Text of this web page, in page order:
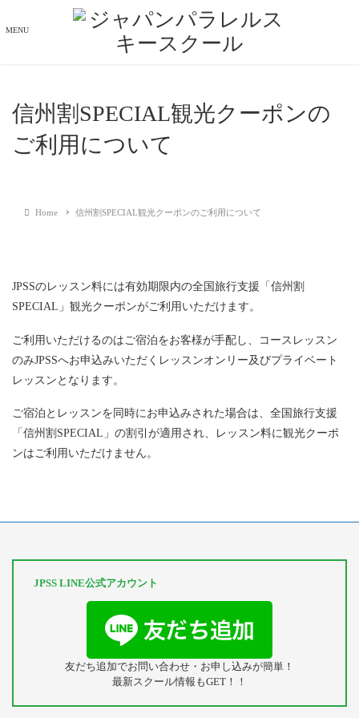
信州割SPECIAL観光クーポンの
ご利用について
Home 信州割SPECIAL観光クーポンのご利用について
JPSSのレッスン料には有効期限内の全国旅行支援「信州割
SPECIAL」観光クーポンがご利用いただけます。
ご利用いただけるのはご宿泊をお客様が手配し、コースレッスン
のみJPSSへお申込みいただくレッスンオンリー及びプライベート
レッスンとなります。
ご宿泊とレッスンを同時にお申込みされた場合は、全国旅行支援
「信州割SPECIAL」の割引が適用され、レッスン料に観光クーポ
ンはご利用いただけません。
JPSS LINE公式アカウント
友だち追加でお問い合わせ・お申し込みが簡単！
最新スクール情報もGET！！
MENU